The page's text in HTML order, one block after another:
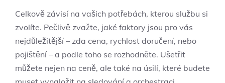
Celkově závisí na vašich potřebách, kterou službu si
zvolíte. Pečlivě zvažte, jaké faktory jsou pro vás
nejdůležitější – zda cena, rychlost doručení, nebo
pojištění – a podle toho se rozhodněte. Ušetřit
můžete nejen na ceně, ale také na úsilí, které budete